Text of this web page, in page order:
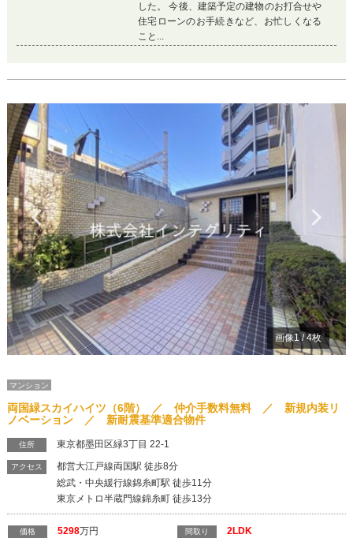
した。 今後、建築予定の建物のお打合せや
住宅ローンのお手続きなど、お忙しくなる
こと...
Previous
画像1/4枚
マンション
両国緑スカイハイツ（6階） ／ 仲介手数料無料 ／ 新規内装リ
ノベーション ／ 新耐震基準適合物件
住所 東京都墨田区緑3丁目 22-1
アクセス
都営大江戸線両国駅 徒歩8分
総武・中央緩行線錦糸町駅 徒歩11分
東京メトロ半蔵門線錦糸町 徒歩13分
価格 5298万円 間取り 2LDK